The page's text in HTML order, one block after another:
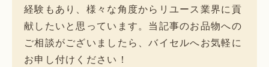
経験もあり、様々な角度からリユース業界に貢
献したいと思っています。当記事のお品物への
ご相談がございましたら、バイセルへお気軽に
お申し付けください！